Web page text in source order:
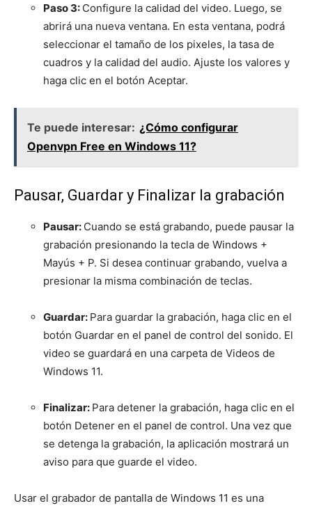
Paso 3: Configure la calidad del video. Luego, se
abrirá una nueva ventana. En esta ventana, podrá
seleccionar el tamaño de los pixeles, la tasa de
cuadros y la calidad del audio. Ajuste los valores y
haga clic en el botón Aceptar.
Te puede interesar: ¿Cómo configurar
Openvpn Free en Windows 11?
Pausar, Guardar y Finalizar la grabación
Pausar: Cuando se está grabando, puede pausar la
grabación presionando la tecla de Windows +
Mayús + P. Si desea continuar grabando, vuelva a
presionar la misma combinación de teclas.
Guardar: Para guardar la grabación, haga clic en el
botón Guardar en el panel de control del sonido. El
video se guardará en una carpeta de Videos de
Windows 11.
Finalizar: Para detener la grabación, haga clic en el
botón Detener en el panel de control. Una vez que
se detenga la grabación, la aplicación mostrará un
aviso para que guarde el video.
Usar el grabador de pantalla de Windows 11 es una